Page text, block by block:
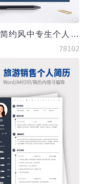
宝蓝色简约风中专生个人简历模板
78102